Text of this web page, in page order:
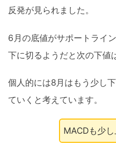
反発が見られました。
6月の底値がサポートライ
下に切るようだと次の下値
個人的には8月はもう少し
ていくと考えています。
MACDも少し